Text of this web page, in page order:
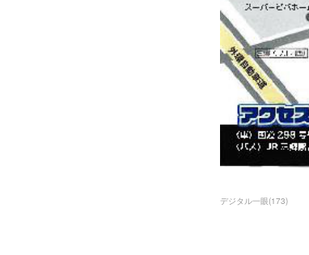
デジタル一眼(173)